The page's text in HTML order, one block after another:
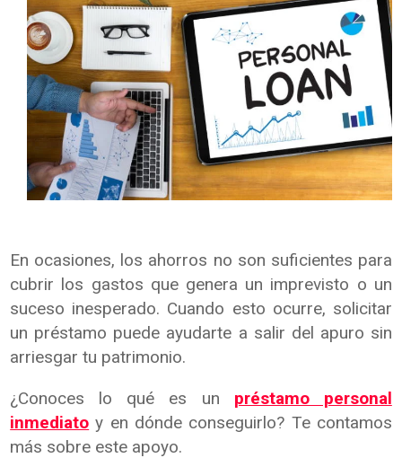
En ocasiones, los ahorros no son suficientes para
cubrir los gastos que genera un imprevisto o un
suceso inesperado. Cuando esto ocurre, solicitar
un préstamo puede ayudarte a salir del apuro sin
arriesgar tu patrimonio.
¿Conoces lo qué es un préstamo personal
inmediato y en dónde conseguirlo? Te contamos
más sobre este apoyo.